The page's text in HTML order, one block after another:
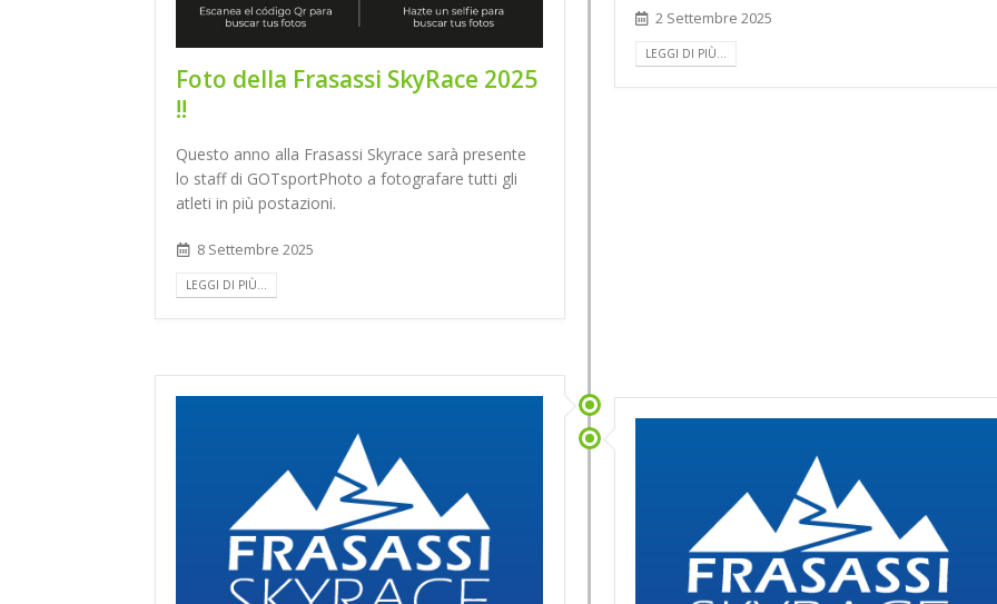
Foto della Frasassi SkyRace 2025
!!
Questo anno alla Frasassi Skyrace sarà presente
lo staff di GOTsportPhoto a fotografare tutti gli
atleti in più postazioni.
8 Settembre 2025
LEGGI DI PIÙ...
2 Settembre 2025
LEGGI DI PIÙ...